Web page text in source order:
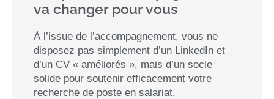
va changer pour vous
À l’issue de l’accompagnement, vous ne
disposez pas simplement d’un LinkedIn et
d’un CV « améliorés », mais d’un socle
solide pour soutenir efficacement votre
recherche de poste en salariat.